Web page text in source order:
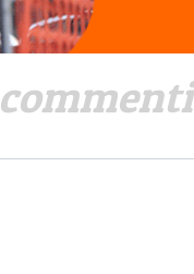
commenti